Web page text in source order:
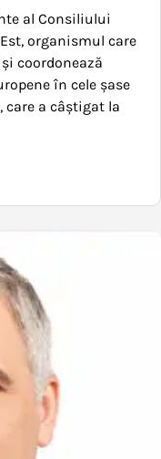
al Consiliului
organismul care
coordonează
în cele șase
care a câștigat la